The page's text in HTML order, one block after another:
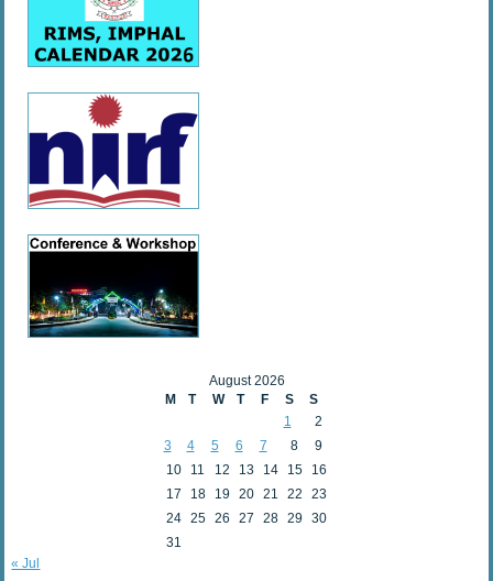
August 2026
M
T W T F S
S
1
2
3
4 5 6 7 8
9
10
11 12 13 14 15
16
17
18 19 20 21 22
23
24 25 26 27 28 29
30
31
« Jul